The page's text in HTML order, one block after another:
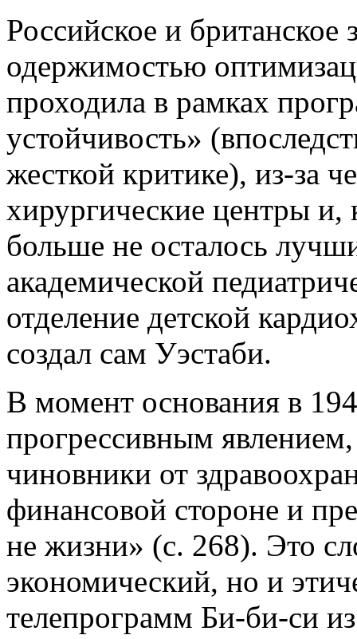
Российское и британское
одержимостью
проходила в рамках
устойчивость»
жесткой критике), из-за
хирургические центры и,
больше не осталось
академической
отделение детской
создал сам Уэстаби.
В момент основания в
прогрессивным
чиновники от
финансовой стороне и
не жизни» (с. 268). Это
экономический, но и
телепрограмм Би-би-си